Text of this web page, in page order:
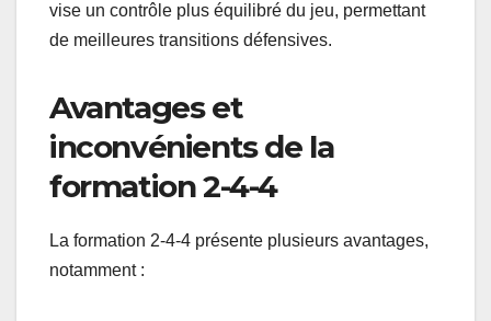
vise un contrôle plus équilibré du jeu, permettant
de meilleures transitions défensives.
Avantages et
inconvénients de la
formation 2-4-4
La formation 2-4-4 présente plusieurs avantages,
notamment :